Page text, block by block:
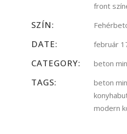
front
SZÍN:
DATE: február
CATEGORY: beton
TAGS:
beton
modern